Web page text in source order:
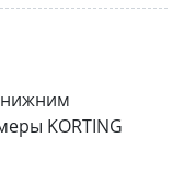
нижним
KORTING